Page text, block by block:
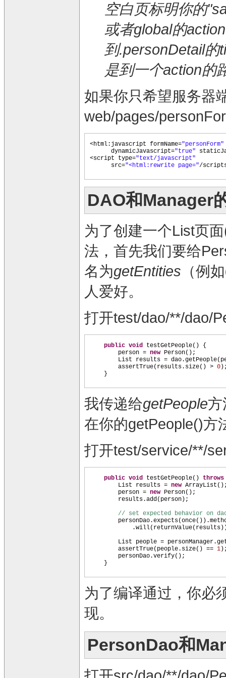
空白页标明你的
或者global的
到.personDetail
是到一个action的
如果你只希望服务器
web/pages/
<html:javascript formName=
dynamicJavascript="true"
<script type="text/javascript"
src="<html:rewrite page="/
DAO和Manager
为了创建一个List页
法，首先我们要给
名为getEntities （例
人爱好。
打开test/dao/**/dao/
public void testGetPeople() {
person = new Person() ;
List results = dao.getPeople(
assertTrue( results.size() > 0 )
}
我传递给getPeople
在你的getPeople()方
打开test/service/**/
public void testGetPeople()
List results = new ArrayList ()
person = new Person() ;
results.add( person ) ;
// set expected behavior on
personDao.expects(once())
.will( returnValue( results
List people =
assertTrue( people.size() == 1 )
personDao.verify() ;
}
为了编译通过，你必
现。
PersonDao和